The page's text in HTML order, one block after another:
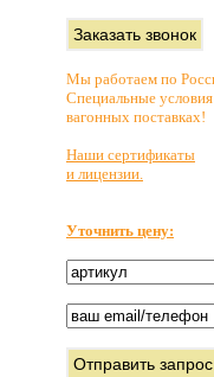
Мы работаем по
Специальные
вагонных поставках!
Наши сертификаты
и лицензии.
Уточнить цену: